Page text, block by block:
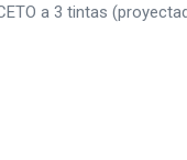
a 3 tintas